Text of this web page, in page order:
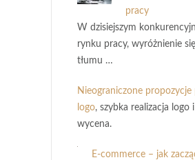
pracy
W dzisiejszym
rynku pracy, wyróżnienie
tłumu …
Nieograniczone
logo, szybka realizacja logo
wycena.
E-commerce – jak